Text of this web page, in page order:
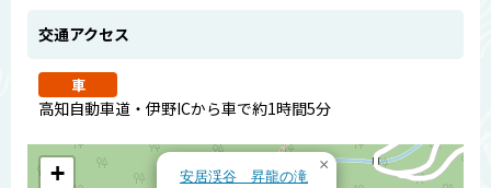
交通アクセス
車
高知自動車道・伊野ICから車で約1時間5分
安居渓谷 昇龍の滝
×
+